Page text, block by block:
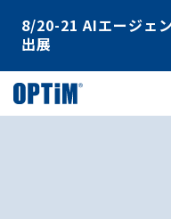
8/20-21 AIエージェ
出展